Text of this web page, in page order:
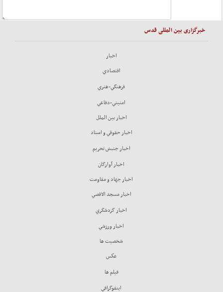
خبرگزاری بین المللی قدس
اخبار
اقتصادي
فرهنگي-هنري
امنيتي-دفاعي
اخبار بين الملل
اخبار حقوقي و اسناد
اخبار جنبش تحريم
اخبار آوارگان
اخبار جهاد و مقاومت
اخبار مسجد الاقصي
اخبار گردشگري
اخبار ورزشي
شخصيت ها
عكس
فيلم ها
اينفوگرافي